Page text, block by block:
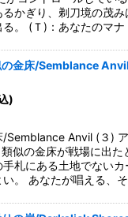
かぎり、剃刀境の茂
る。 (Ｔ)：あなたのマ
金床/Semblance Anvil
)
/Semblance Anvil (３)
似の金床が戦場に出た
手札にある土地でないカ
い。 あなたが唱える、